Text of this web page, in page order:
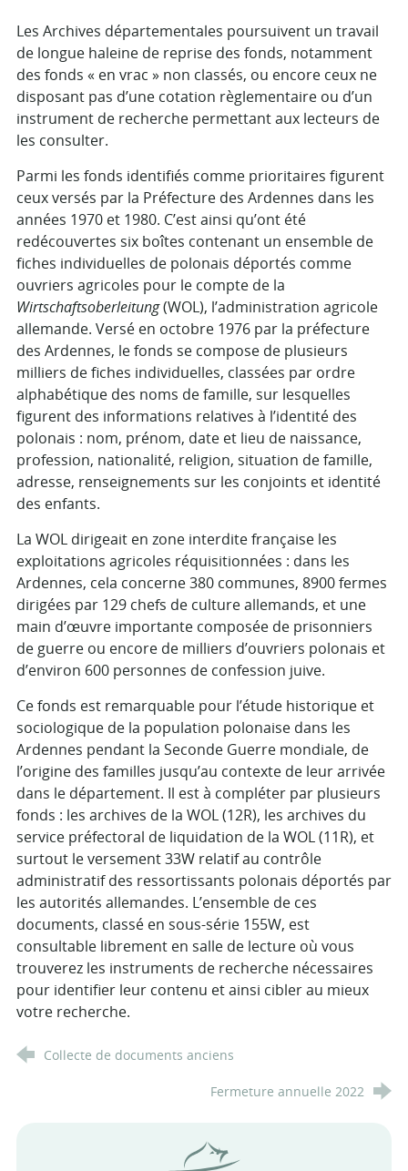
Les Archives départementales poursuivent un travail
de longue haleine de reprise des fonds, notamment
des fonds « en vrac » non classés, ou encore ceux ne
disposant pas d’une cotation règlementaire ou d’un
instrument de recherche permettant aux lecteurs de
les consulter.
Parmi les fonds identifiés comme prioritaires figurent
ceux versés par la Préfecture des Ardennes dans les
années 1970 et 1980. C’est ainsi qu’ont été
redécouvertes six boîtes contenant un ensemble de
fiches individuelles de polonais déportés comme
ouvriers agricoles pour le compte de la
Wirtschaftsoberleitung(WOL), l’administration agricole
allemande. Versé en octobre 1976 par la préfecture
des Ardennes, le fonds se compose de plusieurs
milliers de fiches individuelles, classées par ordre
alphabétique des noms de famille, sur lesquelles
figurent des informations relatives à l’identité des
polonais : nom, prénom, date et lieu de naissance,
profession, nationalité, religion, situation de famille,
adresse, renseignements sur les conjoints et identité
des enfants.
La WOL dirigeait en zone interdite française les
exploitations agricoles réquisitionnées : dans les
Ardennes, cela concerne 380 communes, 8900 fermes
dirigées par 129 chefs de culture allemands, et une
main d’œuvre importante composée de prisonniers
de guerre ou encore de milliers d’ouvriers polonais et
d’environ 600 personnes de confession juive.
Ce fonds est remarquable pour l’étude historique et
sociologique de la population polonaise dans les
Ardennes pendant la Seconde Guerre mondiale, de
l’origine des familles jusqu’au contexte de leur arrivée
dans le département. Il est à compléter par plusieurs
fonds : les archives de la WOL (12R), les archives du
service préfectoral de liquidation de la WOL (11R), et
surtout le versement 33W relatif au contrôle
administratif des ressortissants polonais déportés par
les autorités allemandes. L’ensemble de ces
documents, classé en sous-série 155W, est
consultable librement en salle de lecture où vous
trouverez les instruments de recherche nécessaires
pour identifier leur contenu et ainsi cibler au mieux
votre recherche.
Collecte de documents anciens
Fermeture annuelle 2022
Conseil départemental des